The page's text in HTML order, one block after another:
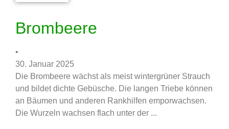
Brombeere
•
30. Januar 2025
Die Brombeere wächst als meist wintergrüner Strauch
und bildet dichte Gebüsche. Die langen Triebe können
an Bäumen und anderen Rankhilfen emporwachsen.
Die Wurzeln wachsen flach unter der ...